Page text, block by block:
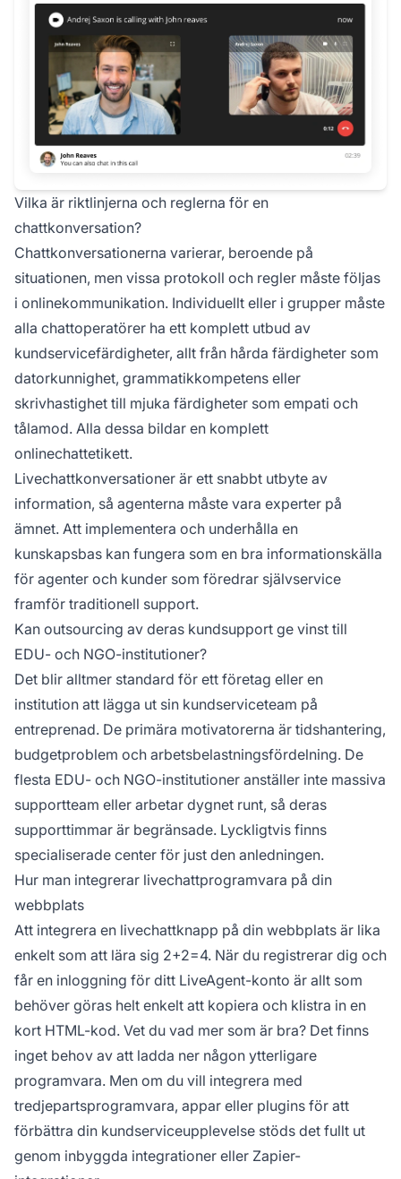
Vilka är riktlinjerna och reglerna för en
chattkonversation?
Chattkonversationerna varierar, beroende på
situationen, men vissa protokoll och regler måste följas
i onlinekommunikation. Individuellt eller i grupper måste
alla chattoperatörer ha ett komplett utbud av
kundservicefärdigheter, allt från hårda färdigheter som
datorkunnighet, grammatikkompetens eller
skrivhastighet till mjuka färdigheter som empati och
tålamod. Alla dessa bildar en komplett
onlinechattetikett.
Livechattkonversationer är ett snabbt utbyte av
information, så agenterna måste vara experter på
ämnet. Att implementera och underhålla en
kunskapsbas kan fungera som en bra informationskälla
för agenter och kunder som föredrar självservice
framför traditionell support.
Kan outsourcing av deras kundsupport ge vinst till
EDU- och NGO-institutioner?
Det blir alltmer standard för ett företag eller en
institution att lägga ut sin kundserviceteam på
entreprenad. De primära motivatorerna är tidshantering,
budgetproblem och arbetsbelastningsfördelning. De
flesta EDU- och NGO-institutioner anställer inte massiva
supportteam eller arbetar dygnet runt, så deras
supporttimmar är begränsade. Lyckligtvis finns
specialiserade center för just den anledningen.
Hur man integrerar livechattprogramvara på din
webbplats
Att integrera en livechattknapp på din webbplats är lika
enkelt som att lära sig 2+2=4. När du registrerar dig och
får en inloggning för ditt LiveAgent-konto är allt som
behöver göras helt enkelt att kopiera och klistra in en
kort HTML-kod. Vet du vad mer som är bra? Det finns
inget behov av att ladda ner någon ytterligare
programvara. Men om du vill integrera med
tredjepartsprogramvara, appar eller plugins för att
förbättra din kundserviceupplevelse stöds det fullt ut
genom inbyggda integrationer eller Zapier-